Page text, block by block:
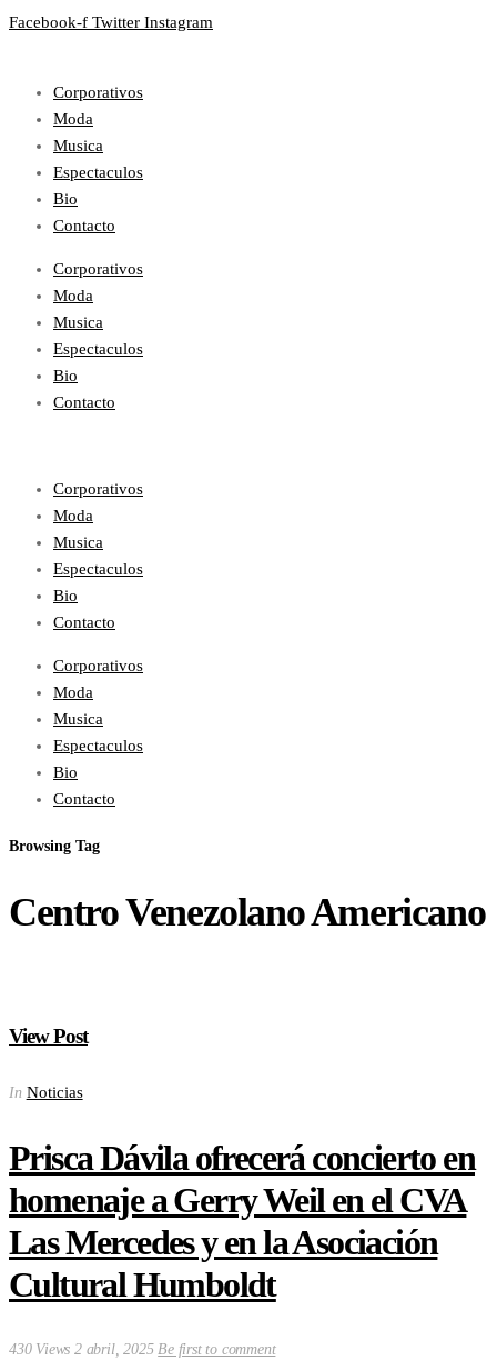
Facebook-f Twitter Instagram
Corporativos
Moda
Musica
Espectaculos
Bio
Contacto
Corporativos
Moda
Musica
Espectaculos
Bio
Contacto
Corporativos
Moda
Musica
Espectaculos
Bio
Contacto
Corporativos
Moda
Musica
Espectaculos
Bio
Contacto
Browsing Tag
Centro Venezolano Americano
View Post
In Noticias
Prisca Dávila ofrecerá concierto en
homenaje a Gerry Weil en el CVA
Las Mercedes y en la Asociación
Cultural Humboldt
430 Views 2 abril, 2025 Be first to comment